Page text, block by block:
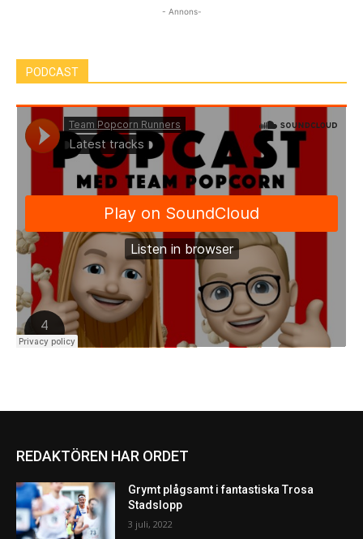
- Annons-
PODCAST
REDAKTÖREN HAR ORDET
Grymt plågsamt i fantastiska Trosa
Stadslopp
3 juli, 2022